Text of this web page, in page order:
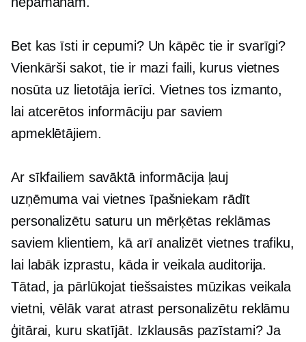
Bet kas īsti ir cepumi? Un kāpēc tie ir svarīgi?
Vienkārši sakot, tie ir mazi faili, kurus vietnes
nosūta uz lietotāja ierīci. Vietnes tos izmanto,
lai atcerētos informāciju par saviem
apmeklētājiem.
Ar sīkfailiem savāktā informācija ļauj
uzņēmuma vai vietnes īpašniekam rādīt
personalizētu saturu un mērķētas reklāmas
saviem klientiem, kā arī analizēt vietnes trafiku,
lai labāk izprastu, kāda ir veikala auditorija.
Tātad, ja pārlūkojat tiešsaistes mūzikas veikala
vietni, vēlāk varat atrast personalizētu reklāmu
ģitārai, kuru skatījāt. Izklausās pazīstami? Ja